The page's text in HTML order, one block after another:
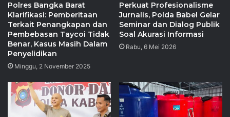
Polres Bangka Barat
Klarifikasi: Pemberitaan
Terkait Penangkapan dan
Pembebasan Taycoi Tidak
Benar, Kasus Masih Dalam
Penyelidikan
Minggu, 2 November 2025
Perkuat Profesionalisme
Jurnalis, Polda Babel Gelar
Seminar dan Dialog Publik
Soal Akurasi Informasi
Rabu, 6 Mei 2026